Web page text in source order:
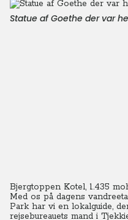
Statue af Goethe der var
Bjergtoppen Kotel, 1.435
Med os på dagens
Parkhar vi en lokalguide,
rejsebureauets mand i